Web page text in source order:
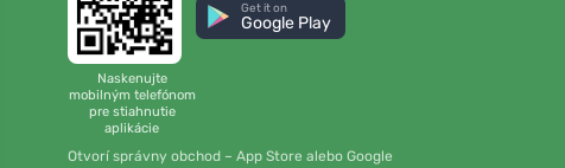
Naskenujte
mobilným telefónom
pre stiahnutie
aplikácie
Get it on
Google Play
Otvorí správny obchod – App Store alebo Google